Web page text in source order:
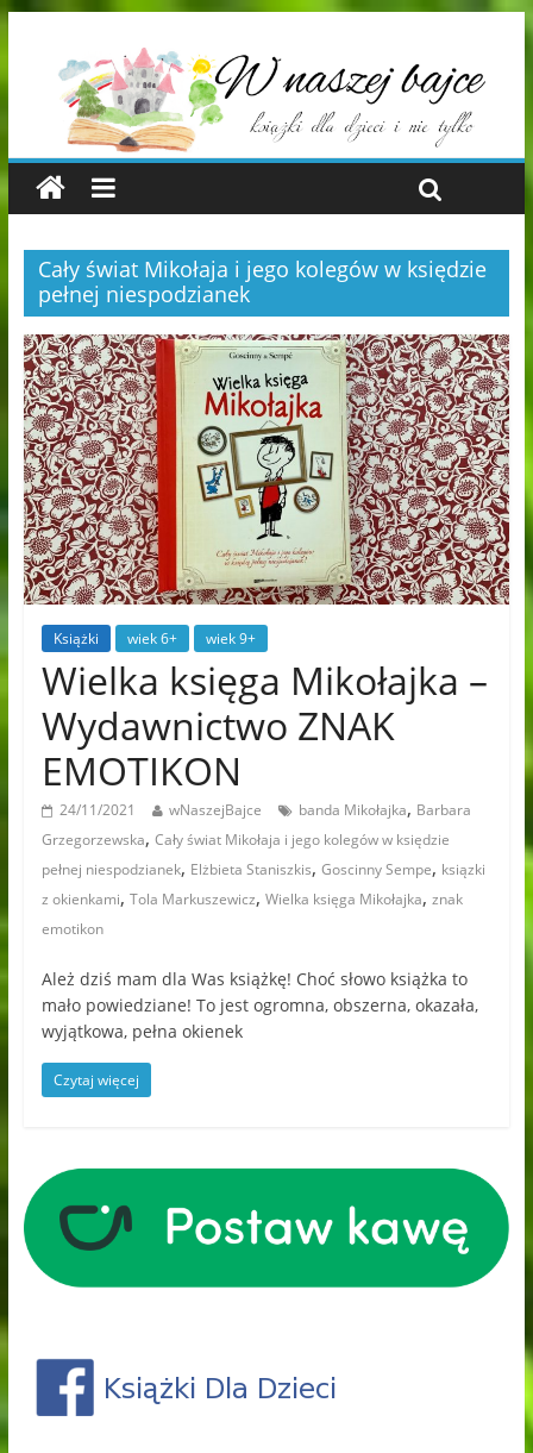
Cały świat Mikołaja i jego kolegów w księdzie
pełnej niespodzianek
Książki wiek 6+ wiek 9+
Wielka księga Mikołajka –
Wydawnictwo ZNAK
EMOTIKON
24/11/2021 wNaszejBajce banda Mikołajka, Barbara
Grzegorzewska, Cały świat Mikołaja i jego kolegów w księdzie
pełnej niespodzianek, Elżbieta Staniszkis, Goscinny Sempe, ksiązki
z okienkami, Tola Markuszewicz, Wielka księga Mikołajka, znak
emotikon
Ależ dziś mam dla Was książkę! Choć słowo książka to
mało powiedziane! To jest ogromna, obszerna, okazała,
wyjątkowa, pełna okienek
Czytaj więcej